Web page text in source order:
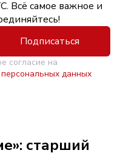
Всё самое важное и
Подписаться
согласие на
данных
старший